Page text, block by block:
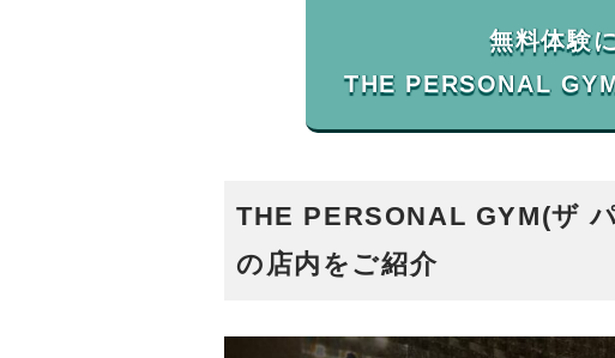
無料体験
THE PERSONAL GYM(ザ
の店内をご紹介